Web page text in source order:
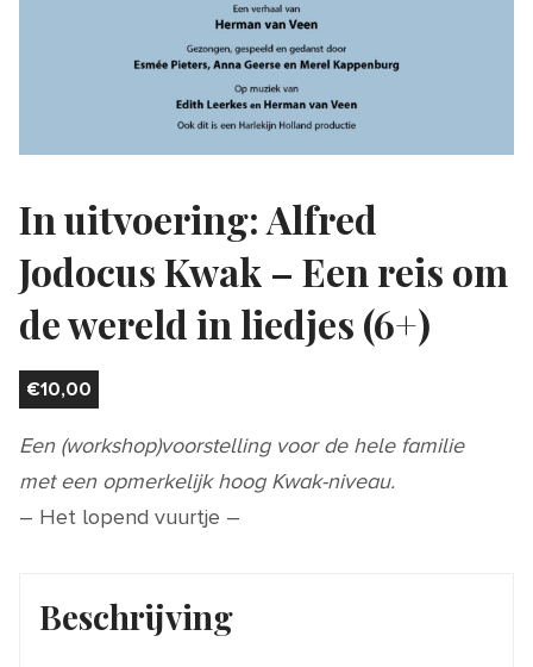
In uitvoering: Alfred
Jodocus Kwak – Een reis om
de wereld in liedjes (6+)
€10,00
Een (workshop)voorstelling voor de hele familie
met een opmerkelijk hoog Kwak-niveau.
– Het lopend vuurtje –
Beschrijving